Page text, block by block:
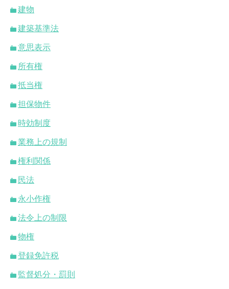
建物
建築基準法
意思表示
所有権
抵当権
担保物件
時効制度
業務上の規制
権利関係
民法
永小作権
法令上の制限
物権
登録免許税
監督処分・罰則